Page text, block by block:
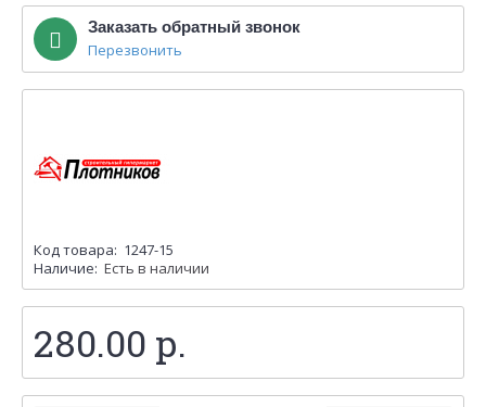
Заказать обратный звонок
Перезвонить
Код товара: 1247-15
Наличие: Есть в наличии
280.00 р.